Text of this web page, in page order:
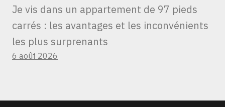
Je vis dans un appartement de 97 pieds
carrés : les avantages et les inconvénients
les plus surprenants
6 août 2026